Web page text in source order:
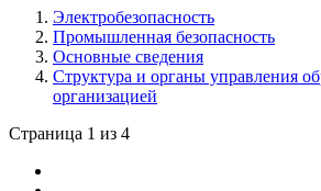
Электробезопасность
Промышленная безопасность
Основные сведения
Структура и органы управления
организацией
Страница 1 из 4